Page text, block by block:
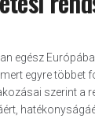
egész
egyre többet
szerint a